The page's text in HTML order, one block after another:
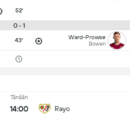
52'
0 - 1
43' Ward-Prowse
Bowen
Tänään
14:00 Rayo